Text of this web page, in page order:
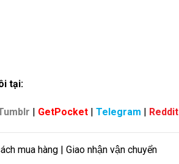
tại:
| GetPocket | Telegram | Reddit
mua hàng | Giao nhận vận chuyển